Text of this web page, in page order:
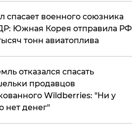
спасает военного союзника
Южная Корея отправила РФ
тонн авиатоплива
отказался спасать
продавцов
Wildberries: "Ни у
нет денег"